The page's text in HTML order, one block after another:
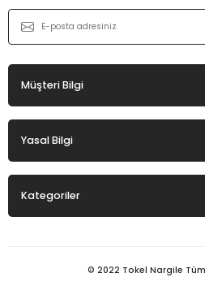
Bu ürüne benzer farklı
Müşteri Bilgi
Yasal Bilgi
Kategoriler
© 2022 Tokel Nargile Tüm